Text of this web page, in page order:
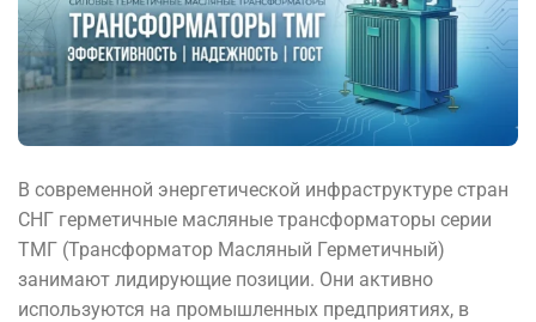
В современной энергетической инфраструктуре стран
СНГ герметичные масляные трансформаторы серии
ТМГ (Трансформатор Масляный Герметичный)
занимают лидирующие позиции. Они активно
используются на промышленных предприятиях, в